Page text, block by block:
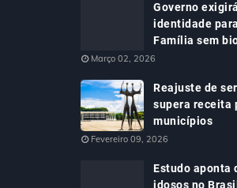
Governo
identidade
Família sem
Março 02, 2026
Reajuste de
supera receita
municípios
Fevereiro 09, 2026
Estudo aponta
idosos no